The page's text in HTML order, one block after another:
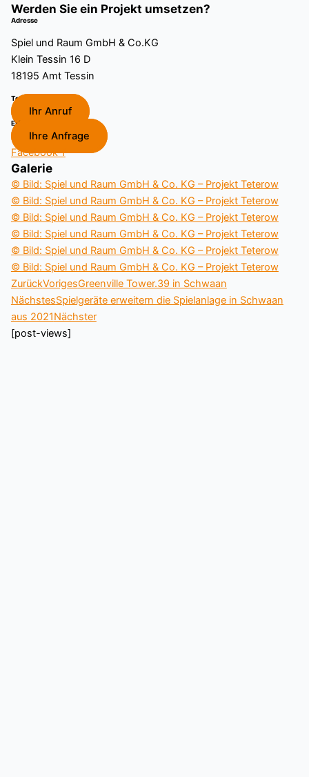
Werden Sie ein Projekt umsetzen?​
Adresse
Spiel und Raum GmbH & Co.KG
Klein Tessin 16 D
18195 Amt Tessin
Telefon
Ihr Anruf
E-Mail
Ihre Anfrage
Facebook-f
Galerie
© Bild: Spiel und Raum GmbH & Co. KG – Projekt Teterow
© Bild: Spiel und Raum GmbH & Co. KG – Projekt Teterow
© Bild: Spiel und Raum GmbH & Co. KG – Projekt Teterow
© Bild: Spiel und Raum GmbH & Co. KG – Projekt Teterow
© Bild: Spiel und Raum GmbH & Co. KG – Projekt Teterow
© Bild: Spiel und Raum GmbH & Co. KG – Projekt Teterow
ZurückVorigesGreenville Tower.39 in Schwaan
NächstesSpielgeräte erweitern die Spielanlage in Schwaan
aus 2021Nächster
[post-views]